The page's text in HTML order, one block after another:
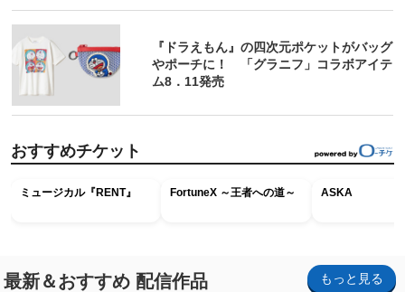
『ドラえもん』の四次元ポケットがバッグ
やポーチに！ 「グラニフ」コラボアイテ
ム8．11発売
おすすめチケット
ミュージカル『RENT』 FortuneX ～王者への道～ ASKA
最新＆おすすめ 配信作品 もっと見る